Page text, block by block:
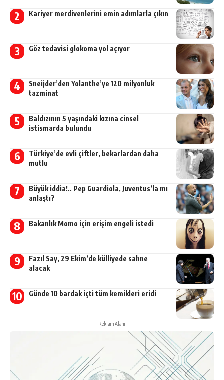
Kariyer merdivenlerini emin adımlarla çıkın
Göz tedavisi glokoma yol açıyor
Sneijder’den Yolanthe’ye 120 milyonluk
tazminat
Baldızının 5 yaşındaki kızına cinsel
istismarda bulundu
Türkiye’de evli çiftler, bekarlardan daha
mutlu
Büyük iddia!.. Pep Guardiola, Juventus’la mı
anlaştı?
Bakanlık Momo için erişim engeli istedi
Fazıl Say, 29 Ekim’de külliyede sahne
alacak
Günde 10 bardak içti tüm kemikleri eridi
- Reklam Alanı -